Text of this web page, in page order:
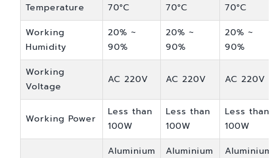
Temperature
70°C
70°C
70°C
Working
Humidity
20% ~
90%
20% ~
90%
20% ~
90%
Working
Voltage
AC 220V AC 220V AC 220V
Working Power
Less than
100W
Less than
100W
Less than
100W
Aluminium
Aluminium
Aluminium